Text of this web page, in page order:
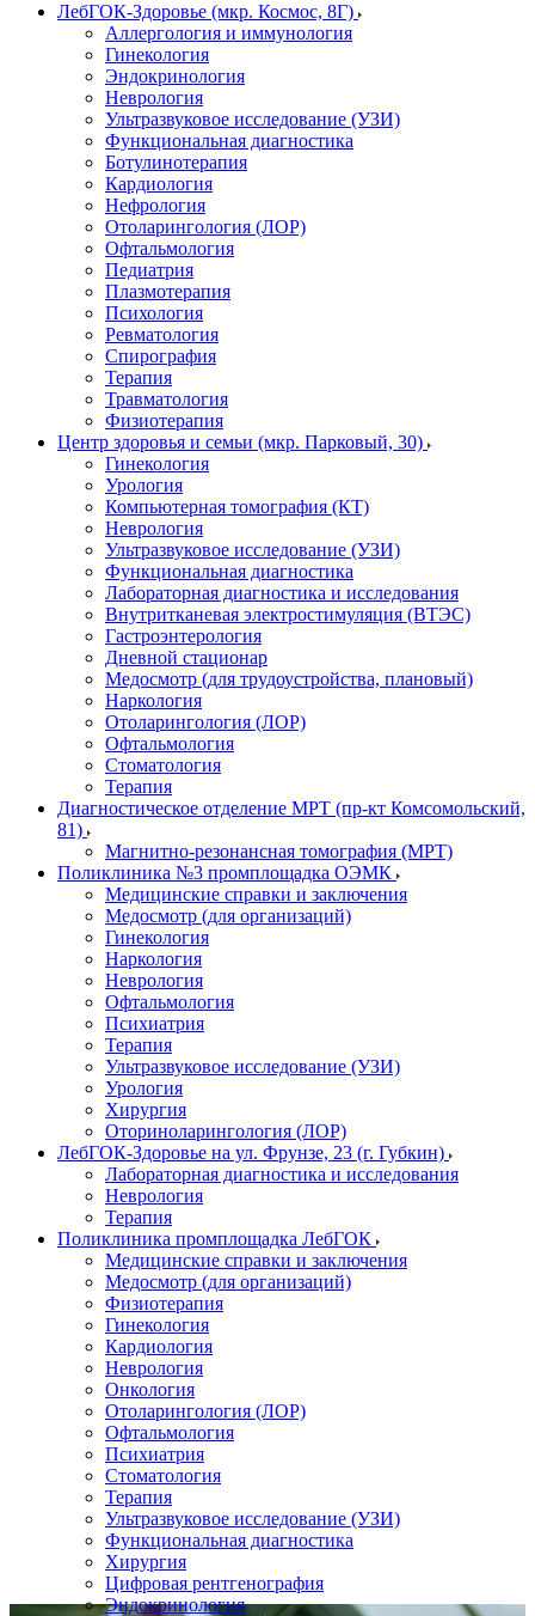
ЛебГОК-Здоровье (мкр. Космос, 8Г)
Аллергология и иммунология
Гинекология
Эндокринология
Неврология
Ультразвуковое исследование (УЗИ)
Функциональная диагностика
Ботулинотерапия
Кардиология
Нефрология
Отоларингология (ЛОР)
Офтальмология
Педиатрия
Плазмотерапия
Психология
Ревматология
Спирография
Терапия
Травматология
Физиотерапия
Центр здоровья и семьи (мкр. Парковый, 30)
Гинекология
Урология
Компьютерная томография (КТ)
Неврология
Ультразвуковое исследование (УЗИ)
Функциональная диагностика
Лабораторная диагностика и исследования
Внутритканевая электростимуляция (ВТЭС)
Гастроэнтерология
Дневной стационар
Медосмотр (для трудоустройства, плановый)
Наркология
Отоларингология (ЛОР)
Офтальмология
Стоматология
Терапия
Диагностическое отделение МРТ (пр-кт Комсомольский,
81)
Магнитно-резонансная томография (МРТ)
Поликлиника №3 промплощадка ОЭМК
Медицинские справки и заключения
Медосмотр (для организаций)
Гинекология
Наркология
Неврология
Офтальмология
Психиатрия
Терапия
Ультразвуковое исследование (УЗИ)
Урология
Хирургия
Оториноларингология (ЛОР)
ЛебГОК-Здоровье на ул. Фрунзе, 23 (г. Губкин)
Лабораторная диагностика и исследования
Неврология
Терапия
Поликлиника промплощадка ЛебГОК
Медицинские справки и заключения
Медосмотр (для организаций)
Физиотерапия
Гинекология
Кардиология
Неврология
Онкология
Отоларингология (ЛОР)
Офтальмология
Психиатрия
Стоматология
Терапия
Ультразвуковое исследование (УЗИ)
Функциональная диагностика
Хирургия
Цифровая рентгенография
Эндокринология